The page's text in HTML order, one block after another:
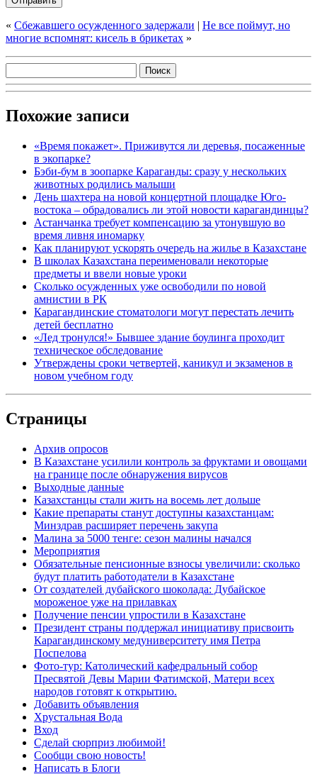
« Сбежавшего осужденного задержали | Не все поймут, но
многие вспомнят: кисель в брикетах »
Похожие записи
«Время покажет». Приживутся ли деревья, посаженные
в экопарке?
Бэби-бум в зоопарке Караганды: сразу у нескольких
животных родились малыши
День шахтера на новой концертной площадке Юго-
востока – обрадовались ли этой новости карагандинцы?
Астанчанка требует компенсацию за утонувшую во
время ливня иномарку
Как планируют ускорять очередь на жилье в Казахстане
В школах Казахстана переименовали некоторые
предметы и ввели новые уроки
Сколько осужденных уже освободили по новой
амнистии в РК
Карагандинские стоматологи могут перестать лечить
детей бесплатно
«Лед тронулся!» Бывшее здание боулинга проходит
техническое обследование
Утверждены сроки четвертей, каникул и экзаменов в
новом учебном году
Страницы
Архив опросов
В Казахстане усилили контроль за фруктами и овощами
на границе после обнаружения вирусов
Выходные данные
Казахстанцы стали жить на восемь лет дольше
Какие препараты станут доступны казахстанцам:
Минздрав расширяет перечень закупа
Малина за 5000 тенге: сезон малины начался
Мероприятия
Обязательные пенсионные взносы увеличили: сколько
будут платить работодатели в Казахстане
От создателей дубайского шоколада: Дубайское
мороженое уже на прилавках
Получение пенсии упростили в Казахстане
Президент страны поддержал инициативу присвоить
Карагандинскому медуниверситету имя Петра
Поспелова
Фото-тур: Католический кафедральный собор
Пресвятой Девы Марии Фатимской, Матери всех
народов готовят к открытию.
Добавить объявления
Хрустальная Вода
Вход
Сделай сюрприз любимой!
Сообщи свою новость!
Написать в Блоги